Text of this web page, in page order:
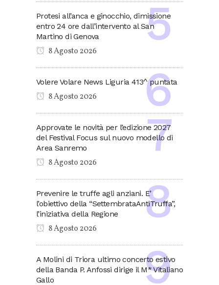
Protesi all’anca e ginocchio, dimissione
entro 24 ore dall’intervento al San
Martino di Genova
8 Agosto 2026
Volere Volare News Liguria 413^ puntata
8 Agosto 2026
Approvate le novità per l’edizione 2027
del Festival Focus sul nuovo modello di
Area Sanremo
8 Agosto 2026
Prevenire le truffe agli anziani. E’
l’obiettivo della “SettembrataAntiTruffa”,
l’iniziativa della Regione
8 Agosto 2026
A Molini di Triora ultimo concerto estivo
della Banda P. Anfossi dirige il M* Vitaliano
Gallo